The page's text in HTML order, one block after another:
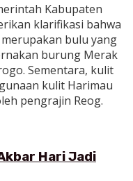
Kabupaten
klarifikasi bahwa
bulu yang
burung Merak
Sementara, kulit
kulit Harimau
pengrajin Reog.
Hari Jadi